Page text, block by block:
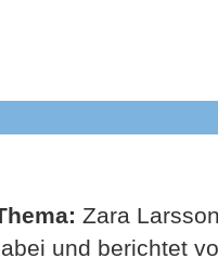
Zara
und berichtet